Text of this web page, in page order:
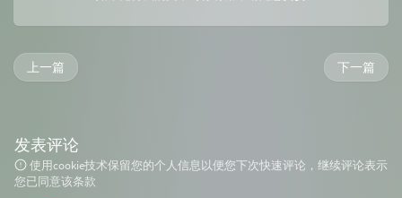
下一篇
上一篇
发表评论
使用cookie技术保留您的个人信息以便您下次快速评论，继续评论表示
您已同意该条款